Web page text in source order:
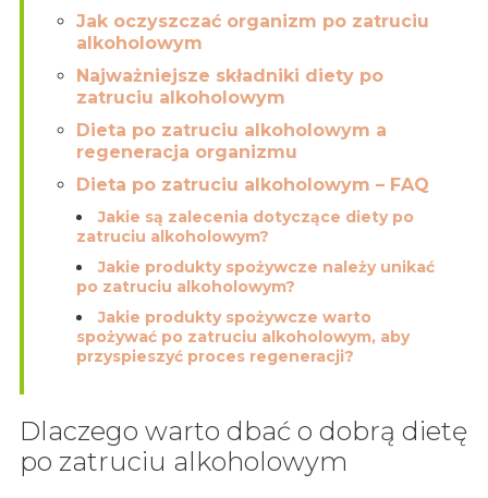
Jak oczyszczać organizm po zatruciu
alkoholowym
Najważniejsze składniki diety po
zatruciu alkoholowym
Dieta po zatruciu alkoholowym a
regeneracja organizmu
Dieta po zatruciu alkoholowym – FAQ
Jakie są zalecenia dotyczące diety po
zatruciu alkoholowym?
Jakie produkty spożywcze należy unikać
po zatruciu alkoholowym?
Jakie produkty spożywcze warto
spożywać po zatruciu alkoholowym, aby
przyspieszyć proces regeneracji?
Dlaczego warto dbać o dobrą dietę
po zatruciu alkoholowym